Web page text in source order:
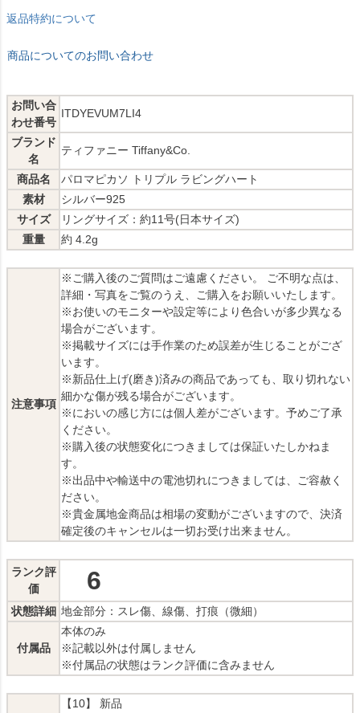
返品特約について
商品についてのお問い合わせ
お問い合
わせ番号
ITDYEVUM7LI4
ブランド
名
ティファニー Tiffany&Co.
商品名
パロマピカソ トリプル ラビングハート
素材
シルバー925
サイズ
リングサイズ：約11号(日本サイズ)
重量
約 4.2g
注意事項
※ご購入後のご質問はご遠慮ください。 ご不明な点は、
詳細・写真をご覧のうえ、ご購入をお願いいたします。
※お使いのモニターや設定等により色合いが多少異なる
場合がございます。
※掲載サイズには手作業のため誤差が生じることがござ
います。
※新品仕上げ(磨き)済みの商品であっても、取り切れない
細かな傷が残る場合がございます。
※においの感じ方には個人差がございます。予めご了承
ください。
※購入後の状態変化につきましては保証いたしかねま
す。
※出品中や輸送中の電池切れにつきましては、ご容赦く
ださい。
※貴金属地金商品は相場の変動がございますので、決済
確定後のキャンセルは一切お受け出来ません。
ランク評
価
6
状態詳細 地金部分：スレ傷、線傷、打痕（微細）
付属品
本体のみ
※記載以外は付属しません
※付属品の状態はランク評価に含みません
【10】 新品